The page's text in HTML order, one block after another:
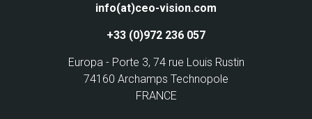
info(at)ceo-vision.com
+33 (0)972 236 057
Europa - Porte 3, 74 rue Louis Rustin
74160 Archamps Technopole
FRANCE